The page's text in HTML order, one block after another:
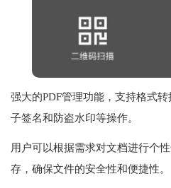
强大的PDF管理功能，支持格式
子签名和防盗水印等操作。
用户可以根据需求对文档进行个
存，确保文件的安全性和便捷性。